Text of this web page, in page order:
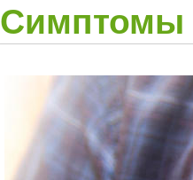
Симптомы